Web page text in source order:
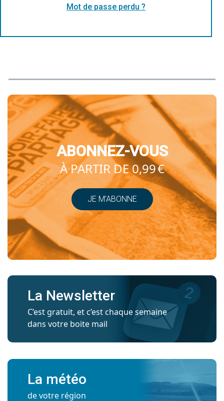
Mot de passe perdu ?
ABONNEZ-VOUS
À PARTIR DE 0,99 €
JE M’ABONNE
La Newsletter
C’est gratuit, et c’est chaque semaine
dans votre boite mail
La météo
de votre région